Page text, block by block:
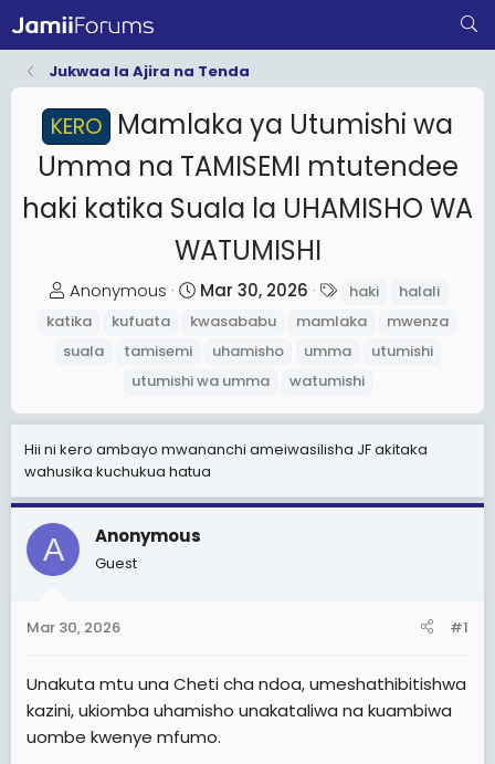
Jukwaa la Ajira na Tenda
KERO Mamlaka ya Utumishi wa
Umma na TAMISEMI mtutendee
haki katika Suala la UHAMISHO WA
WATUMISHI
T
h
d
s
t
a
r
Anonymous
S
t
d
a
t
e
Mar 30, 2026
a
haki
halali
katika
kufuata kwasababu mamlaka
mwenza
suala
tamisemi uhamisho umma
utumishi
utumishi wa umma
watumishi
Hii ni kero ambayo mwananchi ameiwasilisha JF akitaka
wahusika kuchukua hatua
A Anonymous
Guest
Mar 30, 2026 #1
Unakuta mtu una Cheti cha ndoa, umeshathibitishwa
kazini, ukiomba uhamisho unakataliwa na kuambiwa
uombe kwenye mfumo.